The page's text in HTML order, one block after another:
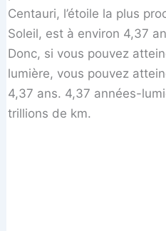
Centauri, l’étoile la plus
Soleil, est à environ 4,37
Donc, si vous pouvez
lumière, vous pouvez
4,37 ans. 4,37 années-
trillions de km.